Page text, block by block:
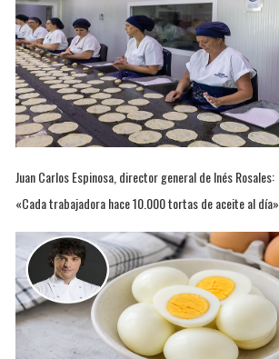
Juan Carlos Espinosa, director general de Inés Rosales:
«Cada trabajadora hace 10.000 tortas de aceite al día»